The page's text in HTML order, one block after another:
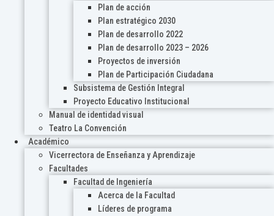
Plan de acción
Plan estratégico 2030
Plan de desarrollo 2022
Plan de desarrollo 2023 – 2026
Proyectos de inversión
Plan de Participación Ciudadana
Subsistema de Gestión Integral
Proyecto Educativo Institucional
Manual de identidad visual
Teatro La Convención
Académico
Vicerrectora de Enseñanza y Aprendizaje
Facultades
Facultad de Ingeniería
Acerca de la Facultad
Líderes de programa